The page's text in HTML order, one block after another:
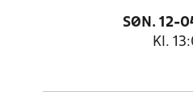
SØN. 12-
Kl.